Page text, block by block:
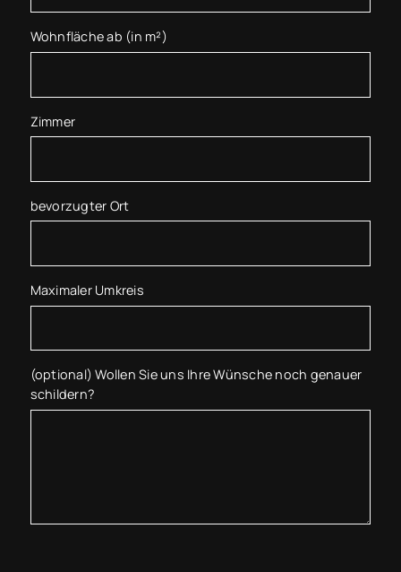
Wohnfläche ab (in m²)
Zimmer
bevorzugter Ort
Maximaler Umkreis
(optional) Wollen Sie uns Ihre Wünsche noch genauer
schildern?